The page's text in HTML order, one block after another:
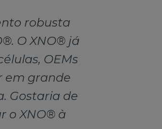
robusta
O XNO® já
OEMs
em grande
Gostaria de
o XNO® à